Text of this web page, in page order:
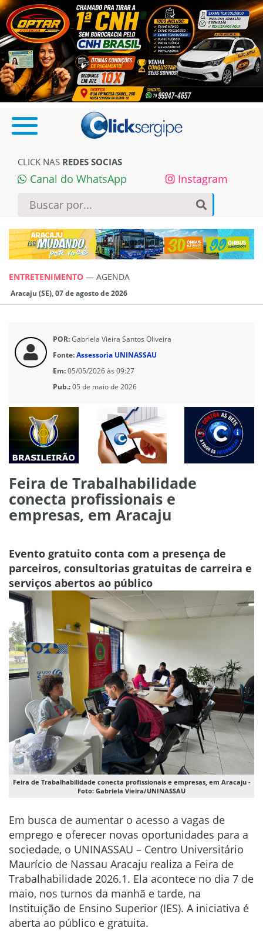
CLICK NAS REDES SOCIAS
Canal do WhatsApp Instagram
ENTRETENIMENTO — AGENDA
Aracaju (SE), 07 de agosto de 2026
POR:Gabriela Vieira Santos Oliveira
Fonte:Assessoria UNINASSAU
Em:05/05/2026 às 09:27
Pub.:05 de maio de 2026
Feira de Trabalhabilidade
conecta profissionais e
empresas, em Aracaju
Evento gratuito conta com a presença de
parceiros, consultorias gratuitas de carreira e
serviços abertos ao público
Feira de Trabalhabilidade conecta profissionais e empresas, em Aracaju -
Foto: Gabriela Vieira/UNINASSAU
Em busca de aumentar o acesso a vagas de
emprego e oferecer novas oportunidades para a
sociedade, o UNINASSAU – Centro Universitário
Maurício de Nassau Aracaju realiza a Feira de
Trabalhabilidade 2026.1. Ela acontece no dia 7 de
maio, nos turnos da manhã e tarde, na
Instituição de Ensino Superior (IES). A iniciativa é
aberta ao público e gratuita.